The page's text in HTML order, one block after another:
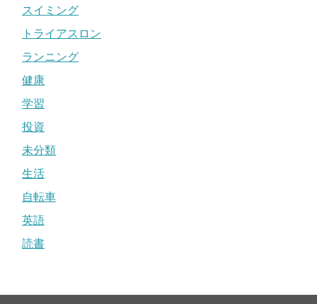
スイミング
トライアスロン
ランニング
健康
学習
投資
未分類
生活
自転車
英語
読書